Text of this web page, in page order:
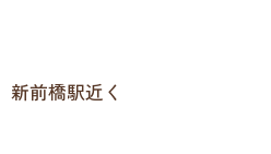
新前橋駅近く